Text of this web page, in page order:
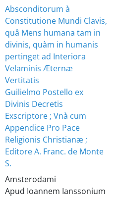
Absconditorum à
Constitutione Mundi Clavis,
quâ Mens humana tam in
divinis, quàm in humanis
pertinget ad Interiora
Velaminis Æternæ
Vertitatis
Guilielmo Postello ex
Divinis Decretis
Exscriptore ; Vnà cum
Appendice Pro Pace
Religionis Christianæ ;
Editore A. Franc. de Monte
S.
Amsterodami
Apud Ioannem Ianssonium